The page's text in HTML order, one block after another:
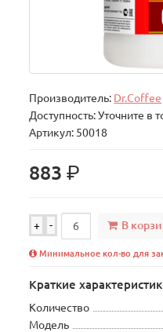
Производитель: Dr.Coffee
Доступность: Уточните в
Артикул: 50018
883р.
+ - В
Минимальное кол-во для
Краткие
Количество
Модель